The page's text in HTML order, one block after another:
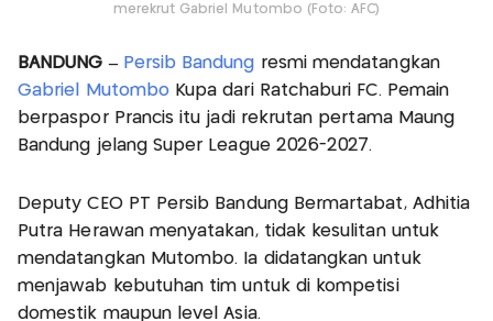
merekrut Gabriel Mutombo (Foto: AFC)
BANDUNG – Persib Bandung resmi mendatangkan
Gabriel MutomboKupa dari Ratchaburi FC. Pemain
berpaspor Prancis itu jadi rekrutan pertama Maung
Bandung jelang Super League 2026-2027.
Deputy CEO PT Persib Bandung Bermartabat, Adhitia
Putra Herawan menyatakan, tidak kesulitan untuk
mendatangkan Mutombo. Ia didatangkan untuk
menjawab kebutuhan tim untuk di kompetisi
domestik maupun level Asia.